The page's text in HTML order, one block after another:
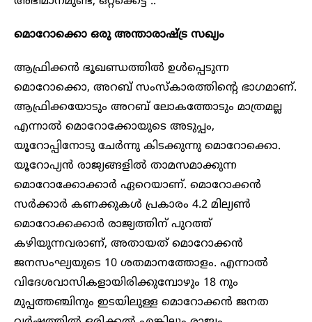
മൊറോക്കൊ ഒരു അന്താരാഷ്ട്ര സഖ്യം
ആഫ്രിക്കൻ ഭൂഖണ്ഡത്തിൽ ഉൾപ്പെടുന്ന
മൊറോക്കൊ, അറബ് സംസ്കാരത്തിന്റെ ഭാഗമാണ്.
ആഫ്രിക്കയോടും അറബ് ലോകത്തോടും മാത്രമല്ല
എന്നാൽ മൊറോക്കോയുടെ അടുപ്പം,
യൂറോപ്പിനോടു ചേർന്നു കിടക്കുന്നു മൊറോക്കൊ.
യൂറോപ്യൻ രാജ്യങ്ങളിൽ താമസമാക്കുന്ന
മൊറോക്കോക്കാർ ഏറെയാണ്. മൊറോക്കൻ
സർക്കാർ കണക്കുകൾ പ്രകാരം 4.2 മില്യൺ
മൊറോക്കക്കാർ രാജ്യത്തിന് പുറത്ത്
കഴിയുന്നവരാണ്, അതായത് മൊറോക്കൻ
ജനസംഘ്യയുടെ 10 ശതമാനത്തോളം. എന്നാൽ
വിദേശവാസികളായിരിക്കുമ്പോഴും 18 നും
മുപ്പത്തഞ്ചിനും ഇടയിലുള്ള മൊറോക്കൻ ജനത